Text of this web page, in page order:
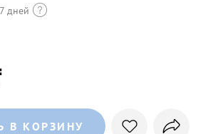
дней
В КОРЗИНУ